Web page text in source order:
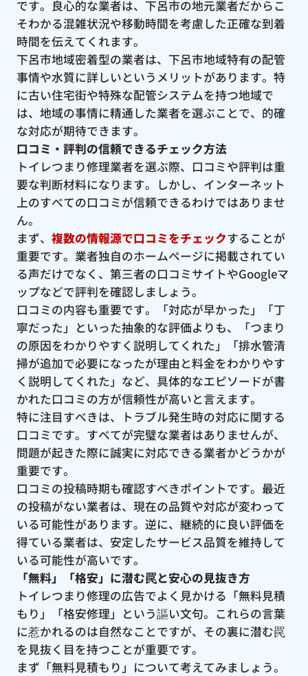
です。良心的な業者は、下呂市の地元業者だからこ
そわかる混雑状況や移動時間を考慮した正確な到着
時間を伝えてくれます。
下呂市地域密着型の業者は、下呂市地域特有の配管
事情や水質に詳しいというメリットがあります。特
に古い住宅街や特殊な配管システムを持つ地域で
は、地域の事情に精通した業者を選ぶことで、的確
な対応が期待できます。
口コミ・評判の信頼できるチェック方法
トイレつまり修理業者を選ぶ際、口コミや評判は重
要な判断材料になります。しかし、インターネット
上のすべての口コミが信頼できるわけではありませ
ん。
まず、 複数の情報源で口コミをチェックすることが
重要です。業者独自のホームページに掲載されてい
る声だけでなく、第三者の口コミサイトやGoogleマ
ップなどで評判を確認しましょう。
口コミの内容も重要です。「対応が早かった」「丁
寧だった」といった抽象的な評価よりも、「つまり
の原因をわかりやすく説明してくれた」「排水管清
掃が追加で必要になったが理由と料金をわかりやす
く説明してくれた」など、具体的なエピソードが書
かれた口コミの方が信頼性が高いと言えます。
特に注目すべきは、トラブル発生時の対応に関する
口コミです。すべてが完璧な業者はありませんが、
問題が起きた際に誠実に対応できる業者かどうかが
重要です。
口コミの投稿時期も確認すべきポイントです。最近
の投稿がない業者は、現在の品質や対応が変わって
いる可能性があります。逆に、継続的に良い評価を
得ている業者は、安定したサービス品質を維持して
いる可能性が高いです。
「無料」「格安」に潜む罠と安心の見抜き方
トイレつまり修理の広告でよく見かける「無料見積
もり」「格安修理」という謳い文句。これらの言葉
に惹かれるのは自然なことですが、その裏に潜む罠
を見抜く目を持つことが重要です。
まず「無料見積もり」について考えてみましょう。